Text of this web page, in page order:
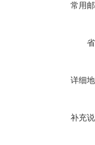
常用
详细
补充